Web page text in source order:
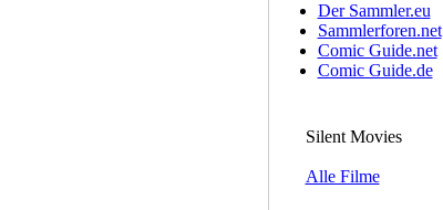
Der Sammler.eu
Sammlerforen.net
Comic Guide.net
Comic Guide.de
Silent Movies
Alle Filme